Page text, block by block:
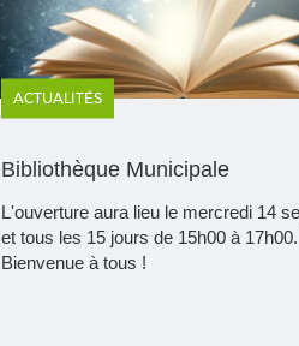
ACTUALITÉS
Bibliothèque Municipale
L'ouverture aura lieu le mercredi 14
et tous les 15 jours de 15h00 à 17h00.
Bienvenue à tous !